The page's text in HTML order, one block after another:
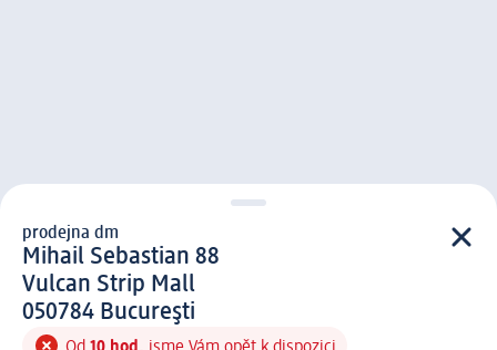
prodejna d m
prodejna dm
Mihail Sebastian 88
Vulcan Strip Mall
0 5 0 7 8 4
050784 Bucureşti